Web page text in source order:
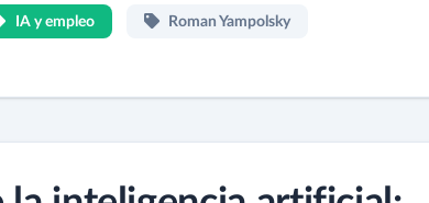
IA y empleo Roman Yampolsky